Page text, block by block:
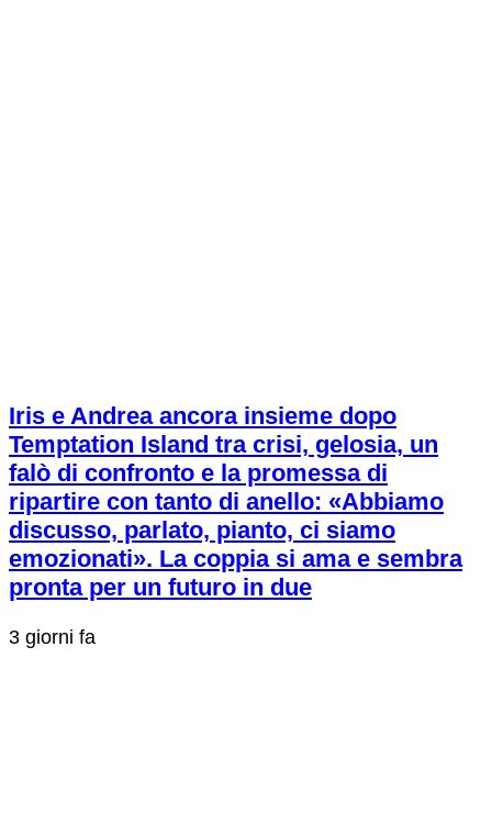
Iris e Andrea ancora insieme dopo
Temptation Island tra crisi, gelosia, un
falò di confronto e la promessa di
ripartire con tanto di anello: «Abbiamo
discusso, parlato, pianto, ci siamo
emozionati». La coppia si ama e sembra
pronta per un futuro in due
3 giorni fa